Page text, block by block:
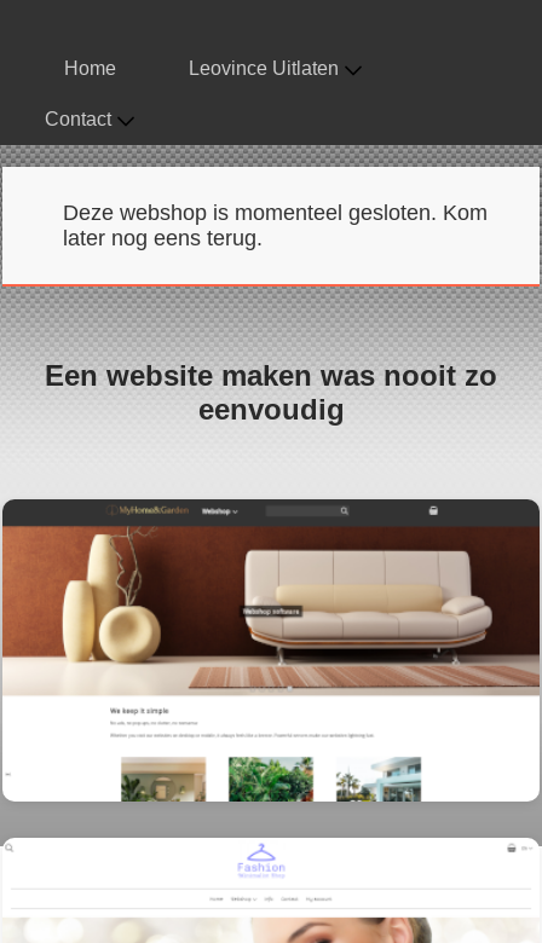
Home Leovince Uitlaten
Contact
Deze webshop is momenteel gesloten. Kom
later nog eens terug.
Een website maken was nooit zo
eenvoudig